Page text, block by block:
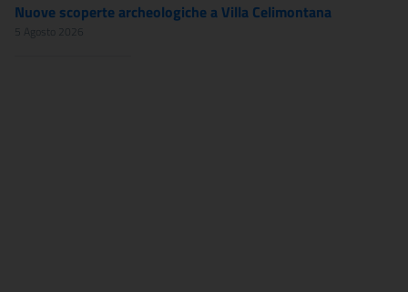
Nuove scoperte archeologiche a Villa Celimontana
5 Agosto 2026